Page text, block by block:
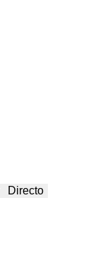
Directo